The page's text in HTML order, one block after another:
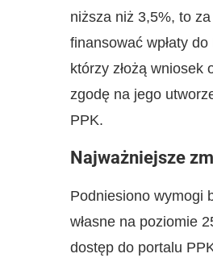
niższa niż 3,5%, to
finansować wpłaty
którzy złożą
zgodę na jego
PPK.
Najważniejsze
Podniesiono wymogi
własne na poziomie
dostęp do portalu